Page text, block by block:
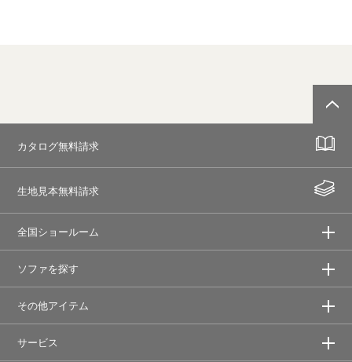
カタログ無料請求
生地見本無料請求
全国ショールーム
ソファを探す
その他アイテム
サービス